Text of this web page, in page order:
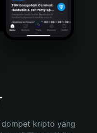
dompet kripto yang